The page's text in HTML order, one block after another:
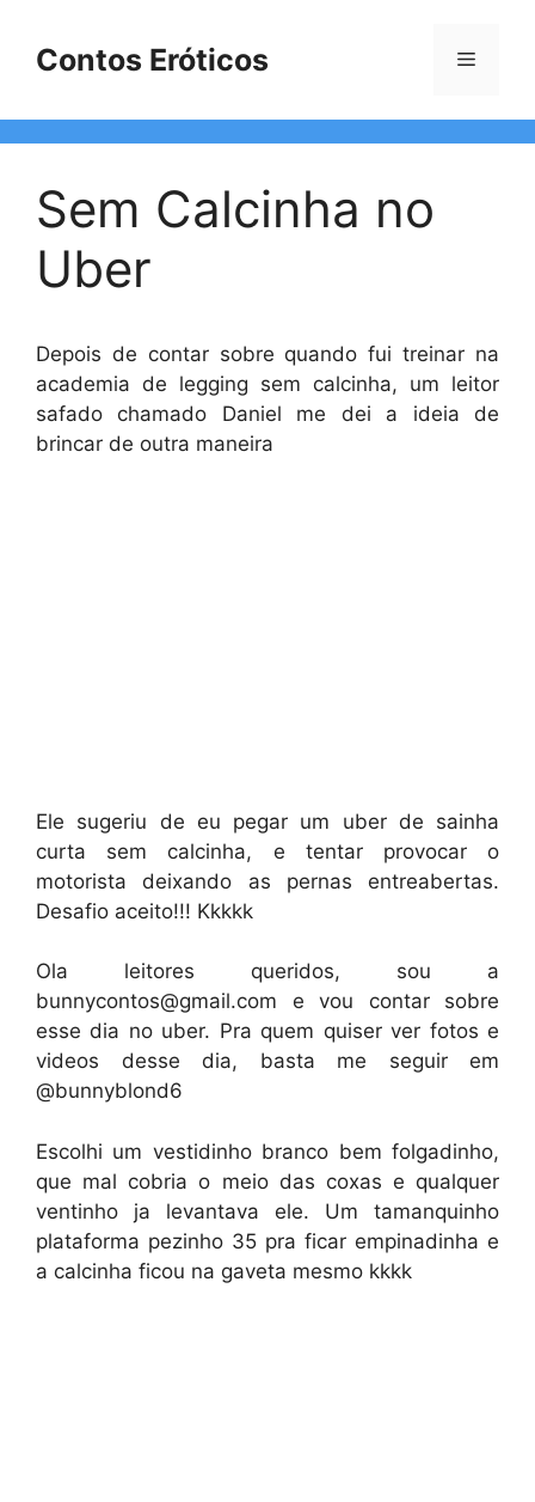
Contos Eróticos Menu
Sem Calcinha no
Uber
Depois de contar sobre quando fui treinar na
academia de legging sem calcinha, um leitor
safado chamado Daniel me dei a ideia de
brincar de outra maneira
Ele sugeriu de eu pegar um uber de sainha
curta sem calcinha, e tentar provocar o
motorista deixando as pernas entreabertas.
Desafio aceito!!! Kkkkk
Ola leitores queridos, sou a
bunnycontos@gmail.com e vou contar sobre
esse dia no uber. Pra quem quiser ver fotos e
videos desse dia, basta me seguir em
@bunnyblond6
Escolhi um vestidinho branco bem folgadinho,
que mal cobria o meio das coxas e qualquer
ventinho ja levantava ele. Um tamanquinho
plataforma pezinho 35 pra ficar empinadinha e
a calcinha ficou na gaveta mesmo kkkk